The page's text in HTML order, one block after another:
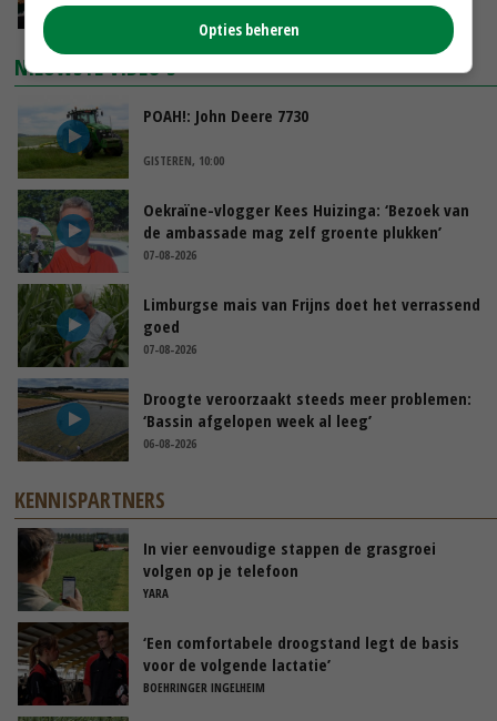
GISTEREN, 13:31
NIEUWSTE VIDEO'S
POAH!: John Deere 7730
GISTEREN, 10:00
Oekraïne-vlogger Kees Huizinga: ‘Bezoek van
de ambassade mag zelf groente plukken’
07-08-2026
Limburgse mais van Frijns doet het verrassend
goed
07-08-2026
Droogte veroorzaakt steeds meer problemen:
‘Bassin afgelopen week al leeg’
06-08-2026
KENNISPARTNERS
In vier eenvoudige stappen de grasgroei
volgen op je telefoon
YARA
‘Een comfortabele droogstand legt de basis
voor de volgende lactatie’
BOEHRINGER INGELHEIM
Opties beheren